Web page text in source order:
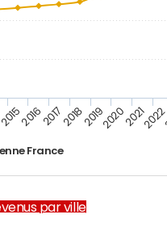
France
20152016201720182019202020212022
par ville